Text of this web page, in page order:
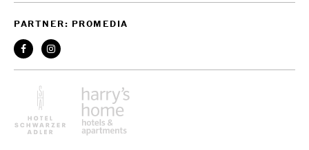
PARTNER: PROMEDIA